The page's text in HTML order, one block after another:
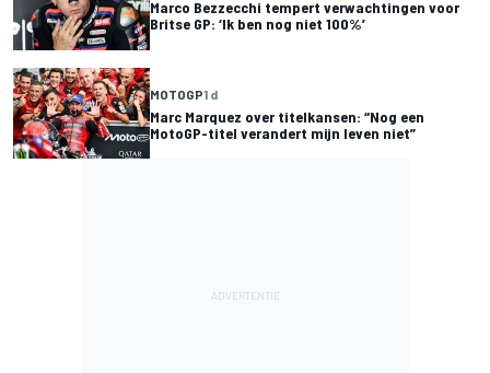
Marco Bezzecchi tempert verwachtingen voor
Britse GP: ‘Ik ben nog niet 100%’
MOTOGP1 d
Marc Marquez over titelkansen: “Nog een
MotoGP-titel verandert mijn leven niet”